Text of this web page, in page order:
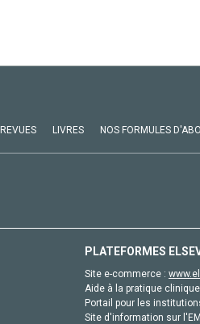
REVUES LIVRES NOS FORMULES
PLATEFORMES
Site e-commerce :
Aide à la pratique
Portail pour les
Site d'information sur